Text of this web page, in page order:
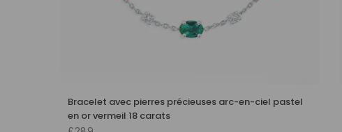
Bracelet avec pierres précieuses arc-en-ciel pastel
en or vermeil 18 carats